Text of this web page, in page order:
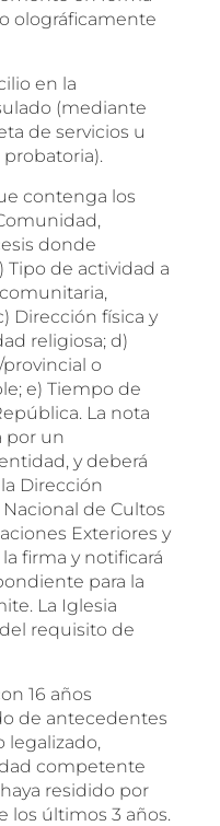
olográficamente
en la
(mediante
de servicios u
contenga los
donde
Tipo de actividad a
Dirección física y
religiosa; d)
o
e) Tiempo de
La nota
por un
y deberá
Dirección
de Cultos
Exteriores y
firma y notificará
para la
La Iglesia
requisito de
16 años
de antecedentes
legalizado,
competente
residido por
los últimos 3 años.